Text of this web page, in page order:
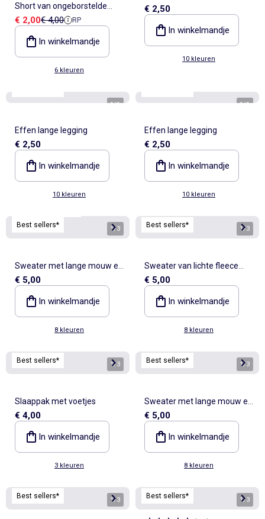
Short van ongeborstelde
joggingstof
Verkoopprijs
€ 2,00Referentieprijs
€ 4,00 RP
In winkelmandje
6 kleuren
€ 2,50
In winkelmandje
10 kleuren
1/1
Effen lange legging
€ 2,50
In winkelmandje
10 kleuren
1/1
Effen lange legging
€ 2,50
In winkelmandje
10 kleuren
Best sellers*
1/3
Sweater met lange mouw en
print
€ 5,00
In winkelmandje
8 kleuren
Best sellers* 1/3
Sweater van lichte fleece
met print
€ 5,00
In winkelmandje
8 kleuren
Best sellers* 1/3
Slaappak met voetjes
€ 4,00
In winkelmandje
3 kleuren
Best sellers* 1/3
Sweater met lange mouw en
print
€ 5,00
In winkelmandje
8 kleuren
Best sellers* 1/3 Best sellers* 1/3